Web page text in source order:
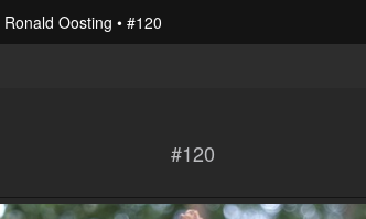
Ronald Oosting
#120
#120